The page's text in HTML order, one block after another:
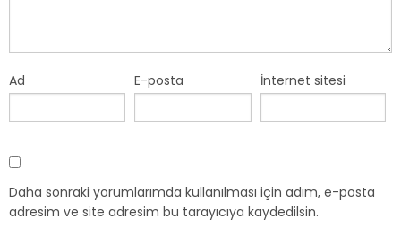
Ad E-posta İnternet sitesi
Daha sonraki yorumlarımda kullanılması için adım, e-posta
adresim ve site adresim bu tarayıcıya kaydedilsin.